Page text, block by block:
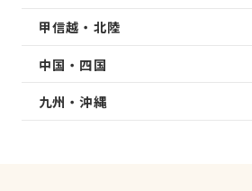
甲信越・北陸
中国・四国
九州・沖縄